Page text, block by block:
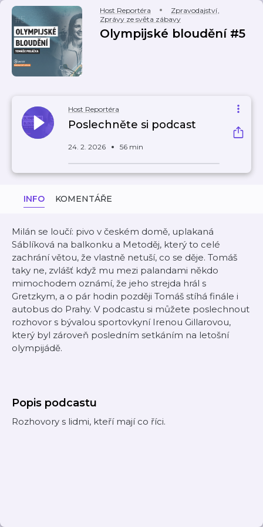
Host Reportéra Zpravodajství,
Zprávy ze světa zábavy
Olympijské bloudění #5
Host Reportéra
Poslechněte si podcast
24. 2. 2026 56 min
INFO KOMENTÁŘE
Milán se loučí: pivo v českém domě, uplakaná
Sáblíková na balkonku a Metoděj, který to celé
zachrání větou, že vlastně netuší, co se děje. Tomáš
taky ne, zvlášť když mu mezi palandami někdo
mimochodem oznámí, že jeho strejda hrál s
Gretzkym, a o pár hodin později Tomáš stíhá finále i
autobus do Prahy. V podcastu si můžete poslechnout
rozhovor s bývalou sportovkyní Irenou Gillarovou,
který byl zároveň posledním setkáním na letošní
olympijádě.
Popis podcastu
Rozhovory s lidmi, kteří mají co říci.